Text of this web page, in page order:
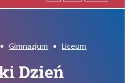
• Gimnazjum • Liceum
Dzień